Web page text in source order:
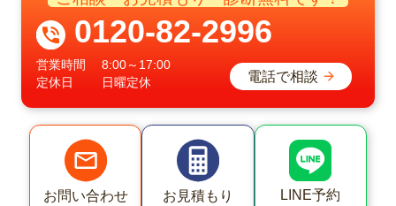
0120-82-2996
営業時間
8:00～17:00
定休日
日曜定休 電話で相談
お問い合わせ お見積もり LINE予約